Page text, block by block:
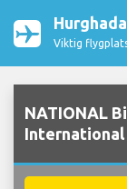
Viktig
NATIONAL